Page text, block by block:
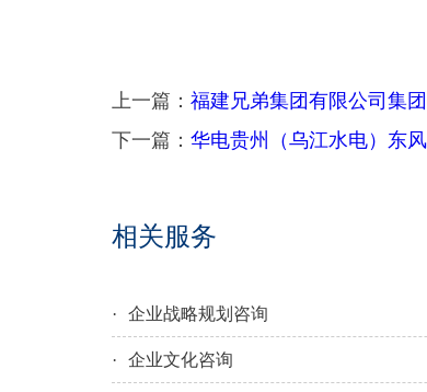
上一篇： 福建兄弟集团有限公司集
下一篇： 华电贵州（乌江水电）东
相关服务
· 企业战略规划咨询
· 企业文化咨询